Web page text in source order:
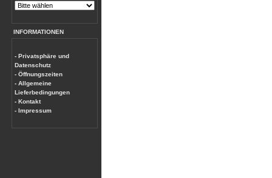
INFORMATIONEN
- Privatsphäre und
Datenschutz
- Öffnungszeiten
- Allgemeine
Lieferbedingungen
- Kontakt
- Impressum